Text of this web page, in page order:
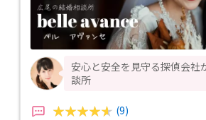
安心と安全を見守る探偵会社
談所
(9)